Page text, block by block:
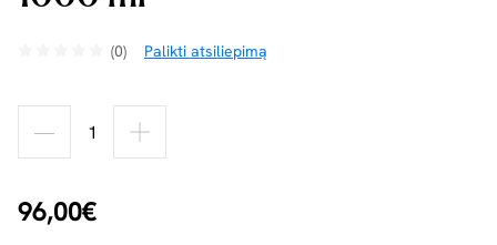
(0) Palikti atsiliepimą
96,00€